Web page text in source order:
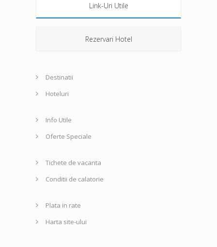
Link-Uri Utile
Rezervari Hotel
Destinatii
Hoteluri
Info Utile
Oferte Speciale
Tichete de vacanta
Conditii de calatorie
Plata in rate
Harta site-ului